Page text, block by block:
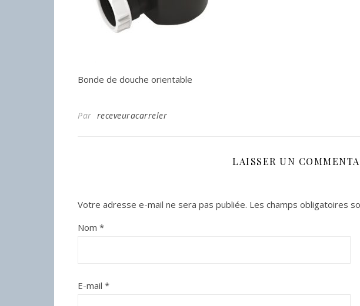
Bonde de douche orientable
Par receveuracarreler
LAISSER UN
Votre adresse e-mail ne sera pas publiée. Les champs obligatoires
Nom *
E-mail *